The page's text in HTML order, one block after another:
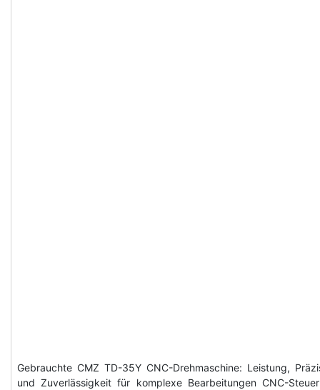
Gebrauchte CMZ TD-35Y CNC-Drehmaschine: Leistung,
und Zuverlässigkeit für komplexe Bearbeitungen CNC-